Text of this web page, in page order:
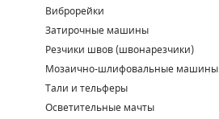
Виброрейки
Затирочные машины
Резчики швов (швонарезчики)
Мозаично-шлифовальные машины
Тали и тельферы
Осветительные мачты
ПОДШИПНИКИ
ПОРШНЕВЫЕ БЛОКИ
ДЕТАЛИ ПОРШНЕВЫХ КОМПРЕССОРОВ